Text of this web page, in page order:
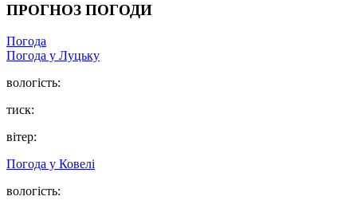
ПРОГНОЗ ПОГОДИ
Погода
Погода у Луцьку
вологість:
тиск:
вітер:
Погода у Ковелі
вологість: